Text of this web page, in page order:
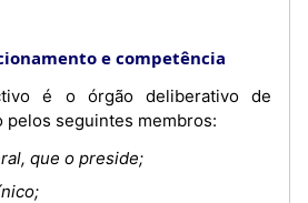
e competência
é o órgão deliberativo de
pelos seguintes membros:
que o preside;